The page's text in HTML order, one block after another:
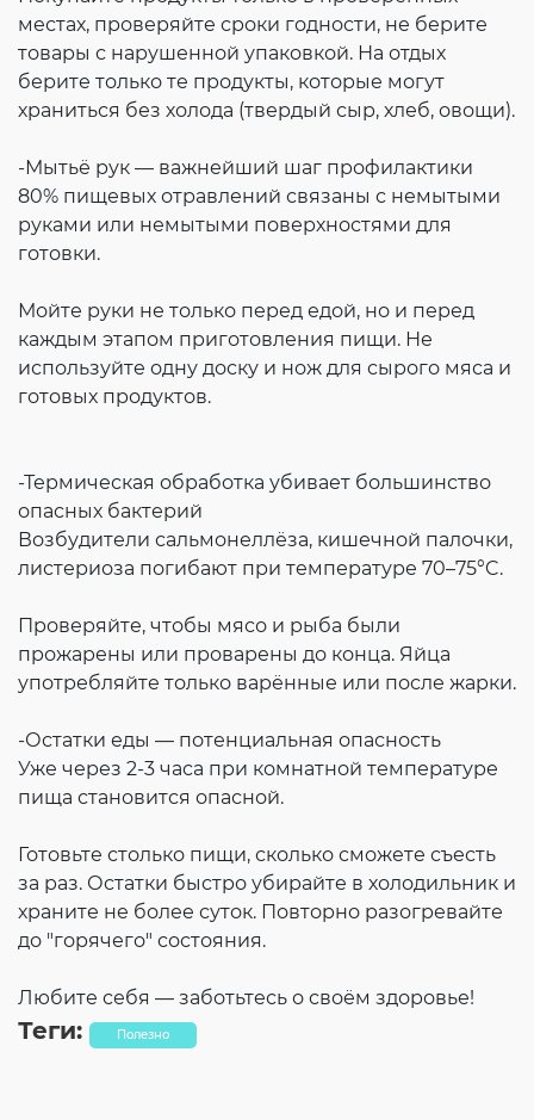
местах, проверяйте сроки годности, не берите
товары с нарушенной упаковкой. На отдых
берите только те продукты, которые могут
храниться без холода (твердый сыр, хлеб, овощи).
-Мытьё рук — важнейший шаг профилактики
80% пищевых отравлений связаны с немытыми
руками или немытыми поверхностями для
готовки.
Мойте руки не только перед едой, но и перед
каждым этапом приготовления пищи. Не
используйте одну доску и нож для сырого мяса и
готовых продуктов.
-Термическая обработка убивает большинство
опасных бактерий
Возбудители сальмонеллёза, кишечной палочки,
листериоза погибают при температуре 70–75°C.
Проверяйте, чтобы мясо и рыба были
прожарены или проварены до конца. Яйца
употребляйте только варённые или после жарки.
-Остатки еды — потенциальная опасность
Уже через 2-3 часа при комнатной температуре
пища становится опасной.
Готовьте столько пищи, сколько сможете съесть
за раз. Остатки быстро убирайте в холодильник и
храните не более суток. Повторно разогревайте
до "горячего" состояния.
Любите себя — заботьтесь о своём здоровье!
Теги: Полезно